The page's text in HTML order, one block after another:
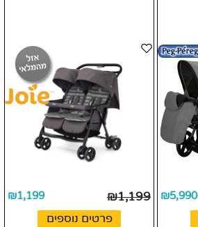
₪5,990
₪1,199
₪1,199
פרטים נוספים